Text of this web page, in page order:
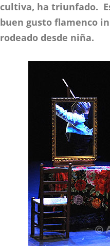
cultiva, ha triunfado.
buen gusto flamenco
rodeado desde niña.